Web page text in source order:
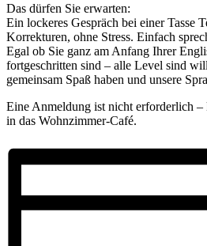
Das dürfen Sie erwarten:
Ein lockeres Gespräch bei einer Tasse
Korrekturen, ohne Stress. Einfach
Egal ob Sie ganz am Anfang Ihrer
fortgeschritten sind – alle Level sind
gemeinsam Spaß haben und unsere
Eine Anmeldung ist nicht erforderlich –
in das Wohnzimmer-Café.